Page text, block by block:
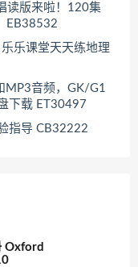
读版来啦！120集
EB38532
乐课堂天天练地理
MP3音频，GK/G1
下载 ET30497
指导 CB32222
Oxford